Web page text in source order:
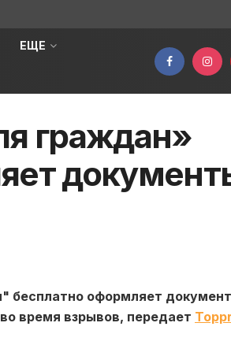
ЕЩЕ
граждан»
бесплатно оформляет
время взрывов, передает